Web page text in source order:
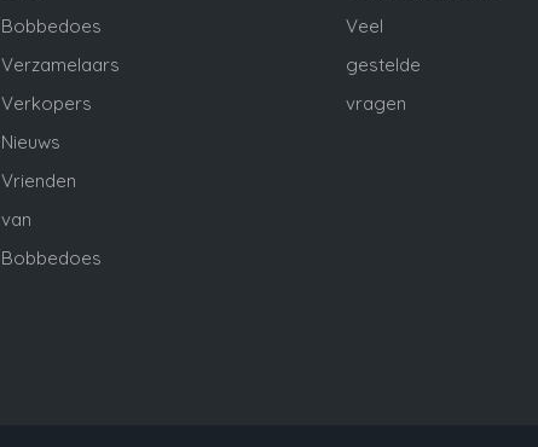
Bobbedoes
Verzamelaars
Verkopers
Nieuws
Vrienden
van
Bobbedoes
Veel
gestelde
vragen